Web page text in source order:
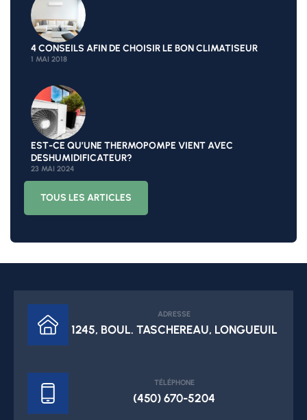
4 CONSEILS AFIN DE CHOISIR LE BON CLIMATISEUR
1 MAI 2018
EST-CE QU’UNE THERMOPOMPE VIENT AVEC
DESHUMIDIFICATEUR?
23 MAI 2024
TOUS LES ARTICLES
ADRESSE
1245, BOUL. TASCHEREAU, LONGUEUIL
TÉLÉPHONE
(450) 670-5204